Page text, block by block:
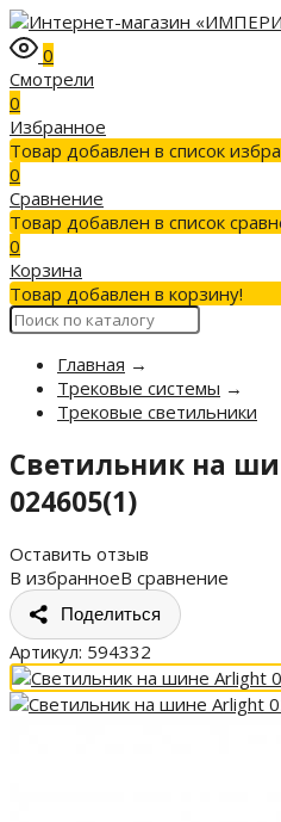
0
Смотрели
0
Избранное
Товар добавлен в список
0
Сравнение
Товар добавлен в список
0
Корзина
Товар добавлен в корзину!
Главная →
Трековые системы →
Трековые светильники
Светильник на
024605(1)
Оставить отзыв
В избранноеВ сравнение
Поделиться
Артикул: 594332